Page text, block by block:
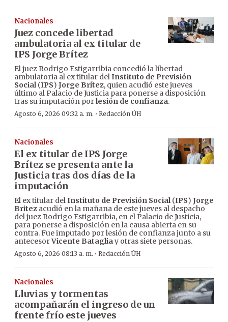
Nacionales
Juez concede libertad
ambulatoria al ex titular de
IPS Jorge Brítez
El juez Rodrigo Estigarribia concedió la libertad
ambulatoria al ex titular delInstituto de Previsión
Social(IPS) Jorge Brítez, quien acudió este jueves
último al Palacio de Justicia para ponerse a disposición
tras su imputación porlesión de confianza.
Agosto 6, 2026 09:32 a. m. · Redacción ÚH
Nacionales
El ex titular de IPS Jorge
Brítez se presenta ante la
Justicia tras dos días de la
imputación
El ex titular delInstituto de Previsión Social(IPS) Jorge
Britez acudió en la mañana de este jueves al despacho
del juez Rodrigo Estigarribia, en el Palacio de Justicia,
para ponerse a disposición en la causa abierta en su
contra. Fue imputado por lesión de confianza junto a su
antecesorVicente Batagliay otras siete personas.
Agosto 6, 2026 08:13 a. m. · Redacción ÚH
Nacionales
Lluvias y tormentas
acompañarán el ingreso de un
frente frío este jueves